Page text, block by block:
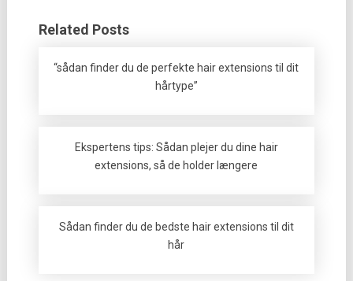
Related Posts
“sådan finder du de perfekte hair extensions til dit
hårtype”
Ekspertens tips: Sådan plejer du dine hair
extensions, så de holder længere
Sådan finder du de bedste hair extensions til dit
hår